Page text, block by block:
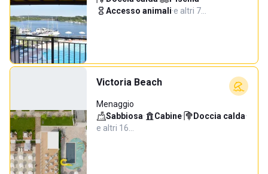
Accesso animali·e altri 7…
Victoria Beach
Menaggio
Sabbiosa· Cabine· Doccia calda·
e altri 16…